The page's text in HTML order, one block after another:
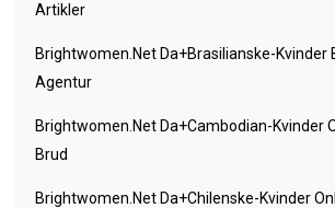
Artikler
Brightwomen.net Da+brasilianske-Kvinder
Agentur
Brightwomen.net Da+cambodian-Kvinder
Brud
Brightwomen.net Da+chilenske-Kvinder